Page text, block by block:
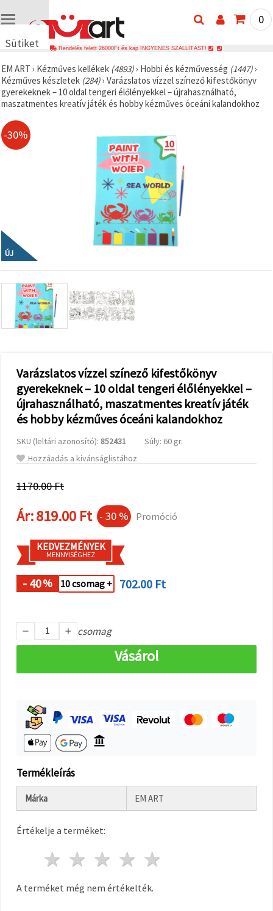
Sütiket
🍪 Cookie-
kat és
hasonló
technológiákat
annak
érdekében,
hogy
biztosítsuk
hozzájárulásával
elemezzük
a
forgalmat,
relevánsabb
tartalmat
hirdetéseket
jelenítsünk
marketingpartnereink
segítségével
Az "Összes
elfogadása"
gombra
elfogadhatja
sütit, vagy
megadhatja
az adott
típusú sütik
"Mentés"
gombra
kattintva.
0
Rendelés felett 26000Ft és kap INGYENES SZÁLLÍTÁST!
EM ART › Kézműves kellékek (4893)› Hobbi és kézművesség (1447)›
Kézműves készletek (284)› Varázslatos vízzel színező kifestőkönyv
gyerekeknek – 10 oldal tengeri élőlényekkel – újrahasználható,
maszatmentes kreatív játék és hobby kézműves óceáni kalandokhoz
-30%
ÚJ
Varázslatos vízzel színező kifestőkönyv
gyerekeknek – 10 oldal tengeri élőlényekkel –
újrahasználható, maszatmentes kreatív játék
és hobby kézműves óceáni kalandokhoz
SKU (leltári azonosító): 852431
Súly: 60 gr.
Hozzáadás a kívánságlistához
1170.00 Ft
Ár:819.00 Ft - 30 % Promóció
KEDVEZMÉNYEK
MENNYISÉGHEZ
- 40% 10 csomag + 702.00 Ft
csomag
Vásárol
Termékleírás
Márka EM ART
Értékelje a terméket:
4 csillagok
3 csillagok
2 csillagok
1 csillag
A terméket még nem értékelték.